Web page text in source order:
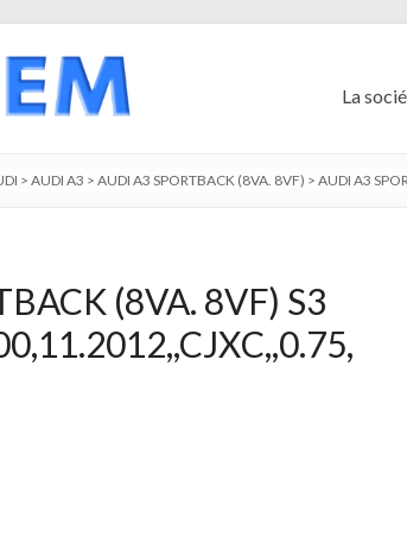
La
> AUDI A3 > AUDI A3 SPORTBACK (8VA. 8VF) > AUDI A3
(8VA. 8VF) S3